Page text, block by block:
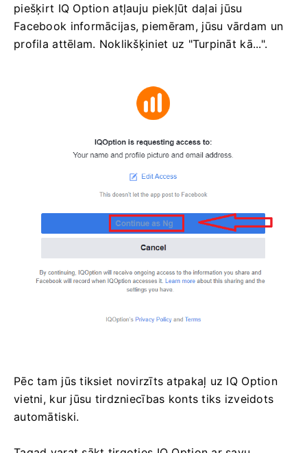
piešķirt IQ Option atļauju piekļūt daļai jūsu
Facebook informācijas, piemēram, jūsu vārdam un
profila attēlam. Noklikšķiniet uz "Turpināt kā...".
Pēc tam jūs tiksiet novirzīts atpakaļ uz IQ Option
vietni, kur jūsu tirdzniecības konts tiks izveidots
automātiski.